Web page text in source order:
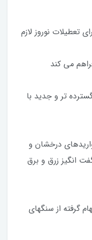
تعطیلات نوروز لازم
می کند
تر و جدید با
درخشان و
انگیز زرق و برق
گرفته از سنگهای